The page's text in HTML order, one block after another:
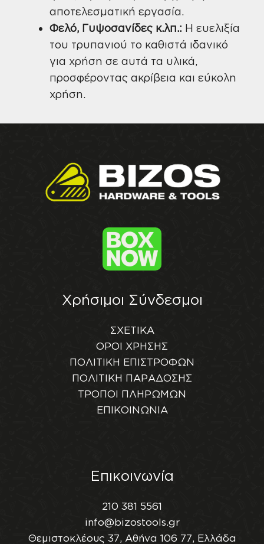
αποτελεσματική εργασία.
Φελό, Γυψοσανίδες κ.λπ.: Η ευελιξία
του τρυπανιού το καθιστά ιδανικό
για χρήση σε αυτά τα υλικά,
προσφέροντας ακρίβεια και εύκολη
χρήση.
Χρήσιμοι Σύνδεσμοι
ΣΧΕΤΙΚΑ
ΟΡΟΙ ΧΡΗΣΗΣ
ΠΟΛΙΤΙΚΗ ΕΠΙΣΤΡΟΦΩΝ
ΠΟΛΙΤΙΚΗ ΠΑΡΑΔΟΣΗΣ
ΤΡΟΠΟΙ ΠΛΗΡΩΜΩΝ
ΕΠΙΚΟΙΝΩΝΙΑ
Επικοινωνία
210 381 5561
info@bizostools.gr
Θεμιστοκλέους 37, Αθήνα 106 77, Ελλάδα